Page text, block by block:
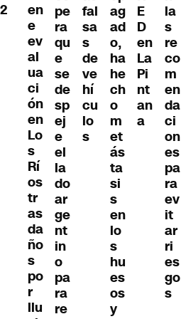
2
en
e
ev
al
ua
ci
ón
en
Lo
s
Rí
os
tr
as
da
ño
s
po
r
llu
pe
ra
qu
e
se
de
sp
ej
e
el
la
do
ar
ge
nt
in
o
pa
ra
re
fal
sa
s
de
ve
hí
cu
lo
s
ag
ad
o,
ha
he
ch
o
m
et
ás
ta
si
s
en
lo
s
hu
es
os
y
E
D
en
La
Pi
nt
an
a
la
s
re
co
m
en
da
ci
on
es
pa
ra
ev
it
ar
ri
es
go
s